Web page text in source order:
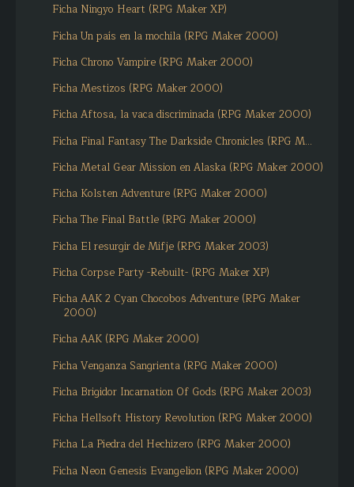
Ficha Ningyo Heart (RPG Maker XP)
Ficha Un país en la mochila (RPG Maker 2000)
Ficha Chrono Vampire (RPG Maker 2000)
Ficha Mestizos (RPG Maker 2000)
Ficha Aftosa, la vaca discriminada (RPG Maker 2000)
Ficha Final Fantasy The Darkside Chronicles (RPG M...
Ficha Metal Gear Mission en Alaska (RPG Maker 2000)
Ficha Kolsten Adventure (RPG Maker 2000)
Ficha The Final Battle (RPG Maker 2000)
Ficha El resurgir de Mifje (RPG Maker 2003)
Ficha Corpse Party -Rebuilt- (RPG Maker XP)
Ficha AAK 2 Cyan Chocobos Adventure (RPG Maker
2000)
Ficha AAK (RPG Maker 2000)
Ficha Venganza Sangrienta (RPG Maker 2000)
Ficha Brigidor Incarnation Of Gods (RPG Maker 2003)
Ficha Hellsoft History Revolution (RPG Maker 2000)
Ficha La Piedra del Hechizero (RPG Maker 2000)
Ficha Neon Genesis Evangelion (RPG Maker 2000)